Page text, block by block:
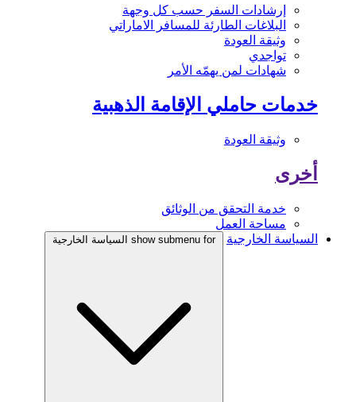
إرشادات السفر حسب كل وجهة
البلاغات الطارئة للمسافر الاماراتي
وثيقة العودة
تواجدي
شهادات لمن يهمّه الأمر
خدمات حاملي الإقامة الذهبية
وثيقة العودة
أخرى
خدمة التحقق من الوثائق
مساحة العمل
السياسة الخارجية
show submenu for السياسة الخارجية